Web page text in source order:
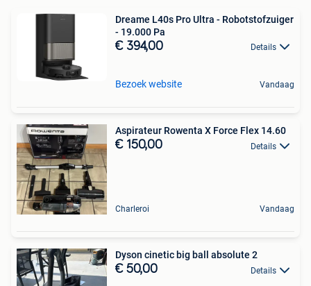
Dreame L40s Pro Ultra - Robotstofzuiger
- 19.000 Pa
€ 394,00 Details
Bezoek website Vandaag
Aspirateur Rowenta X Force Flex 14.60
€ 150,00 Details
Charleroi Vandaag
Dyson cinetic big ball absolute 2
€ 50,00 Details